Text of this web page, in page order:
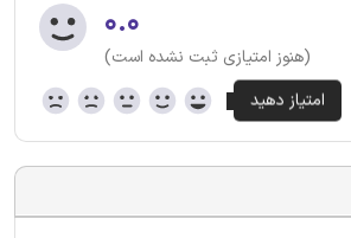
۰.۰
(هنوز امتیازی ثبت نشده است)